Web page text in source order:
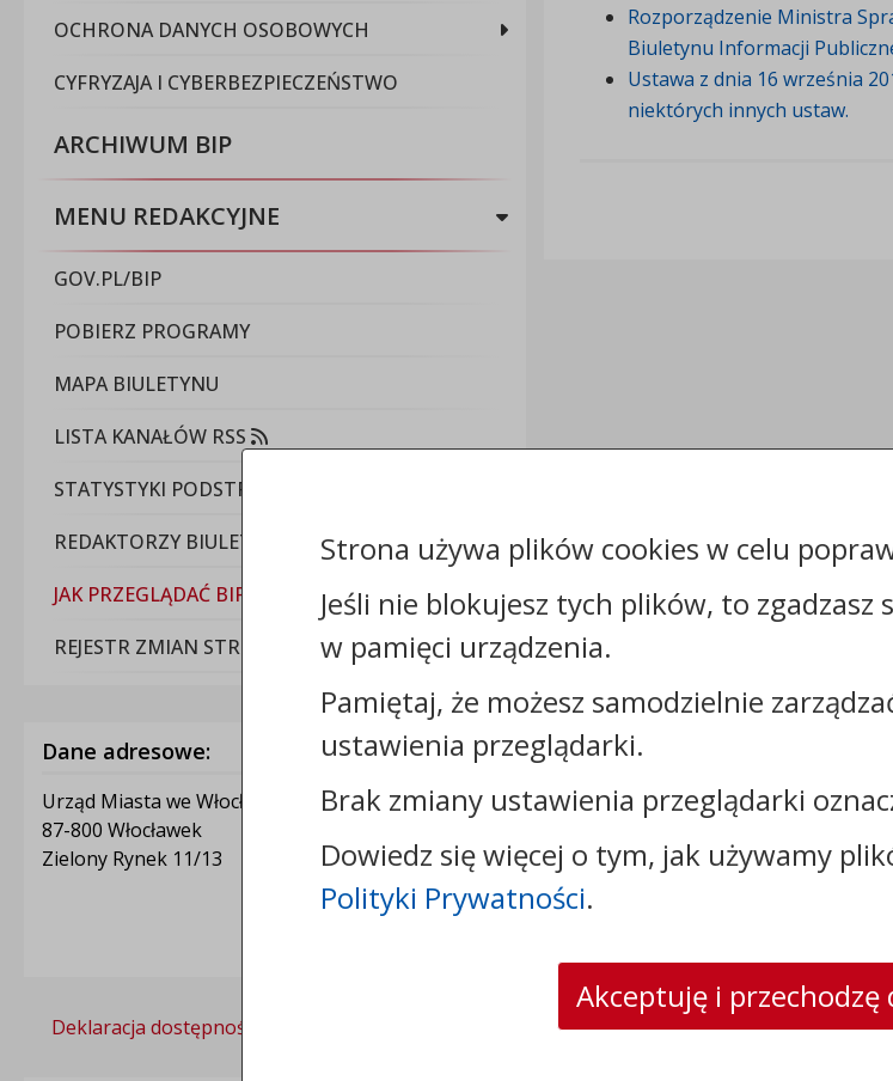
OCHRONA DANYCH OSOBOWYCH
CYFRYZAJA I CYBERBEZPIECZEŃSTWO
ARCHIWUM BIP
MENU REDAKCYJNE
GOV.PL/BIP
POBIERZ PROGRAMY
MAPA BIULETYNU
LISTA KANAŁÓW RSS
STATYSTYKI PODSTRON
REDAKTORZY BIULETYNU
JAK PRZEGLĄDAĆ BIP
REJESTR ZMIAN STRON
Rozporządzenie Ministra
Biuletynu Informacji
Ustawa z dnia 16 września
niektórych innych ustaw.
Dane adresowe:
Urząd Miasta we Włocławku
87-800 Włocławek
Zielony Rynek 11/13
Kontakt:
tel.:+48544144000
e-mail:poczta@um.wloclawek.pl
skrytka ePUAP: /umwloclawek/
/umwloclawek/skrytka
Deklaracja dostępności
Strona używa plików cookies w celu
Jeśli nie blokujesz tych plików, to zgadzasz
w pamięci urządzenia.
Pamiętaj, że możesz samodzielnie
ustawienia przeglądarki.
Brak zmiany ustawienia przeglądarki
Dowiedz się więcej o tym, jak używamy
Polityki Prywatności.
Akceptuję i przechodzę